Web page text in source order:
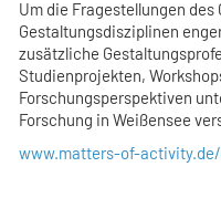
Um die Fragestellungen
Gestaltungsdisziplinen
zusätzliche
Studienprojekten,
Forschungsperspektiven
Forschung in Weißensee
www.matters-of-